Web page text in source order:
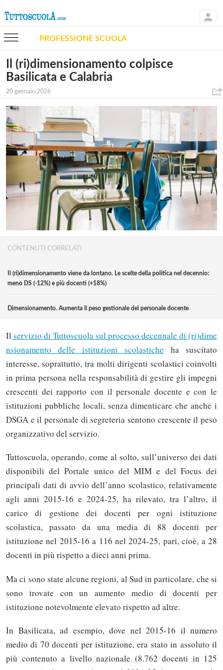
PROFESSIONE SCUOLA
Il (ri)dimensionamento colpisce
Basilicata e Calabria
20 gennaio 2026
CONTENUTI CORRELATI
Il (ri)dimensionamento viene da lontano. Le scelte della politica nel decennio:
meno DS (-12%) e più docenti (+18%)
Dimensionamento. Aumenta il peso gestionale del personale docente
Il servizio di Tuttoscuola sul processo decennale di (ri)dime
nsionamento delle istituzioni scolastiche ha suscitato
interesse, soprattutto, tra molti dirigenti scolastici coinvolti
in prima persona nella responsabilità di gestire gli impegni
crescenti dei rapporto con il personale docente e con le
istituzioni pubbliche locali, senza dimenticare che anche i
DSGA e il personale di segreteria sentono crescente il peso
organizzativo del servizio.
Tuttoscuola, operando, come al solto, sull’universo dei dati
disponibili del Portale unico del MIM e del Focus dei
principali dati di avvio dell’anno scolastico, relativamente
agli anni 2015-16 e 2024-25, ha rilevato, tra l’altro, il
carico di gestione dei docenti per ogni istituzione
scolastica, passato da una media di 88 docenti per
istituzione nel 2015-16 a 116 nel 2024-25, pari, cioè, a 28
docenti in più rispetto a dieci anni prima.
Ma ci sono state alcune regioni, al Sud in particolare, che si
sono trovate con un aumento medio di docenti per
istituzione notevolmente elevato rispetto ad altre.
In Basilicata, ad esempio, dove nel 2015-16 il numero
medio di 70 docenti per istituzione, era stato in assoluto il
più contenuto a livello nazionale (8.762 docenti in 125